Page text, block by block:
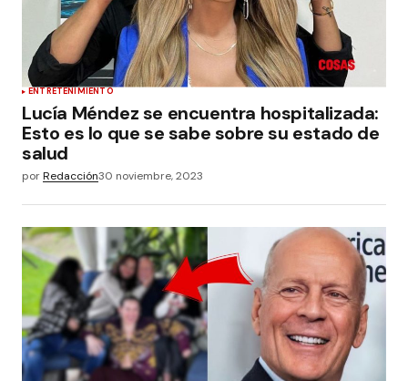
ENTRETENIMIENTO
Lucía Méndez se encuentra hospitalizada:
Esto es lo que se sabe sobre su estado de
salud
porRedacción30 noviembre, 2023